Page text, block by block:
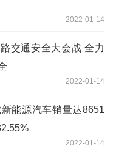
2022-01-14
交通安全大会战 全力
2022-01-14
能源汽车销量达8651
2022-01-14